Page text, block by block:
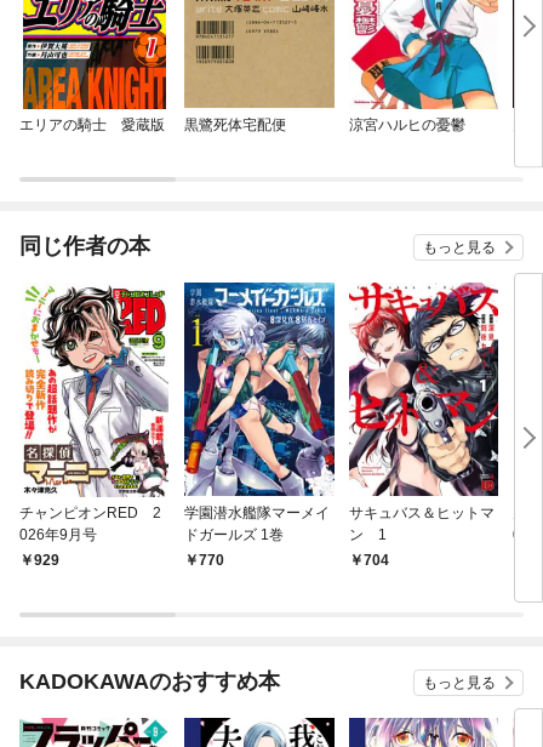
エリアの騎士 愛蔵版 黒鷺死体宅配便 涼宮ハルヒの憂鬱
同じ作者の本 もっと見る
チャンピオンRED 2
026年9月号
929
学園潜水艦隊マーメイ
ドガールズ 1巻
770
サキュバス＆ヒットマ
ン 1
704
024
KADOKAWAのおすすめ本 もっと見る